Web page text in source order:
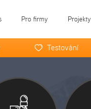
Pro firmy Projekty
Testování